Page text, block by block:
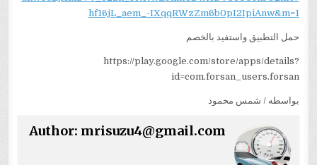
hf16jL_aem_-IXqqRWzZm6b0pI2IpiAnw&m=1
حمل التطبيق واستفيد بالخصم
https://play.google.com/store/apps/details?
id=com.forsan_users.forsan
بواسطه / شمس محمود
Author: mrisuzu4@gmail.com